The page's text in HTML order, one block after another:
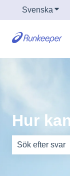
Svenska
Hur